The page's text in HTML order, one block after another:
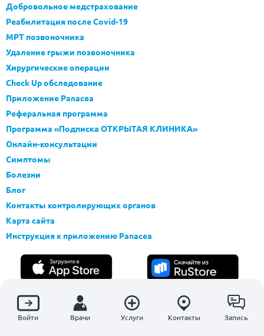
Добровольное медстрахование
Реабилитация после Covid-19
МРТ позвоночника
Удаление грыжи позвоночника
Хирургические операции
Check Up обследование
Приложение Panacea
Реферальная программа
Программа «Подписка ОТКРЫТАЯ КЛИНИКА»
Онлайн-консультации
Симптомы
Болезни
Блог
Контакты контролирующих органов
Карта сайта
Инструкция к приложению Panacea
Войти Врачи Услуги Контакты Запись